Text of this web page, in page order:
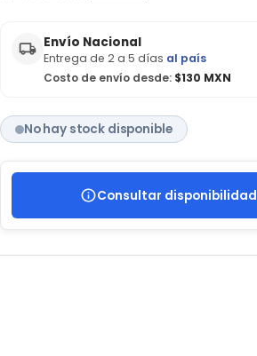
Envío Nacional
Entrega de 2 a 5 días al país
Costo de envío desde:$130 MXN
No hay stock disponible
Consultar disponibilidad